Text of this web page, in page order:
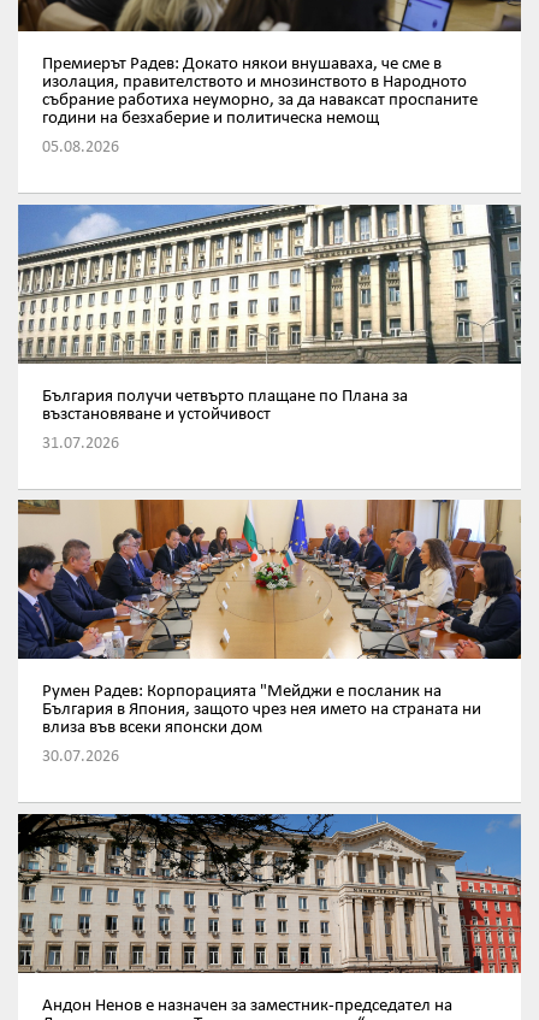
Премиерът Радев: Докато някои внушаваха, че сме в
изолация, правителството и мнозинството в Народното
събрание работиха неуморно, за да наваксат проспаните
години на безхаберие и политическа немощ
05.08.2026
България получи четвърто плащане по Плана за
възстановяване и устойчивост
31.07.2026
Румен Радев: Корпорацията "Мейджи е посланик на
България в Япония, защото чрез нея името на страната ни
влиза във всеки японски дом
30.07.2026
Андон Ненов е назначен за заместник-председател на